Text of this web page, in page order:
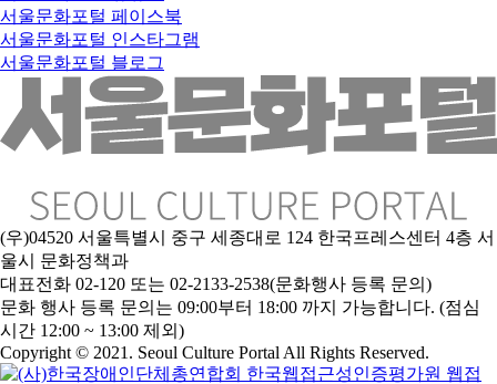
서울문화포털 페이스북
서울문화포털 인스타그램
서울문화포털 블로그
(우)04520 서울특별시 중구 세종대로 124 한국프레스센터 4층 서
울시 문화정책과
대표전화 02-120 또는 02-2133-2538(문화행사 등록 문의)
문화 행사 등록 문의는 09:00부터 18:00 까지 가능합니다. (점심
시간 12:00 ~ 13:00 제외)
Copyright © 2021. Seoul Culture Portal All Rights Reserved.